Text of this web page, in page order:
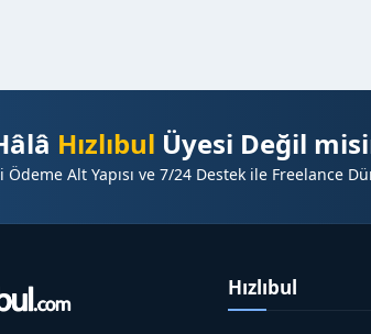
kitlelere erişim
Hızlıbul Üyesi Değil
Ödeme Alt Yapısı ve 7/24 Destek ile Freelance
Hızlıbul